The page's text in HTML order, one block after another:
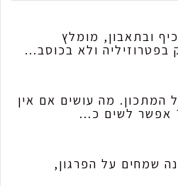
ובתאבון, מומלץ
ולא בכוסב...
המתכון. מה עושים אם אין
אפשר לשים כ...
שמחים על הפרגון,